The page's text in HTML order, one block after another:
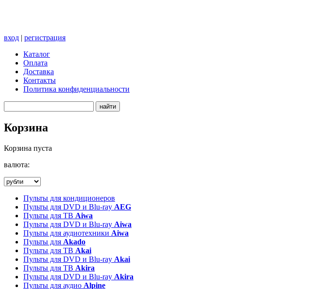
вход | регистрация
Каталог
Оплата
Доставка
Контакты
Политика конфиденциальности
Корзина
Корзина пуста
валюта:
Пульты для кондиционеров
Пульты для DVD и Blu-ray AEG
Пульты для ТВ Aiwa
Пульты для DVD и Blu-ray Aiwa
Пульты для аудиотехники Aiwa
Пульты для Akado
Пульты для ТВ Akai
Пульты для DVD и Blu-ray Akai
Пульты для ТВ Akira
Пульты для DVD и Blu-ray Akira
Пульты для аудио Alpine